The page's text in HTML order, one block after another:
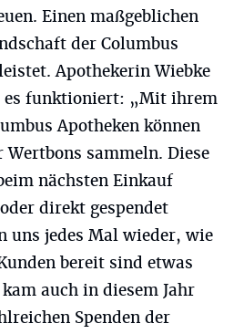
Einen maßgeblichen
der Columbus
Apothekerin Wiebke
funktioniert: „Mit ihrem
Apotheken können
Wertbons sammeln. Diese
nächsten Einkauf
direkt gespendet
uns jedes Mal wieder, wie
bereit sind etwas
auch in diesem Jahr
Spenden der